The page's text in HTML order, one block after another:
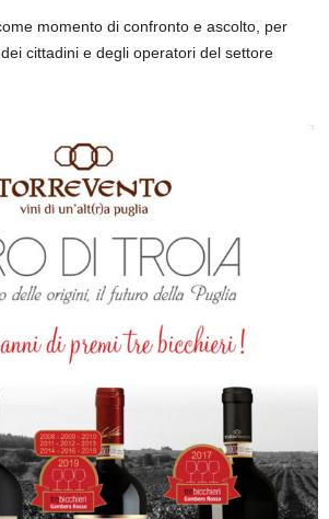
momento di confronto e ascolto, per
cittadini e degli operatori del settore